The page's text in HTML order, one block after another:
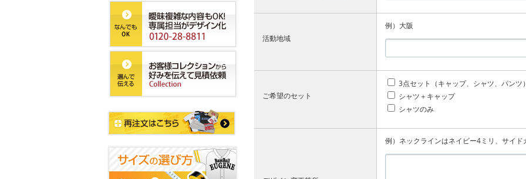
活動地域
例）大阪
ご希望のセット
3点セット（キャップ、シャツ、パンツ）
シャツ＋キャップ
シャツのみ
例）ネックラインはネイビー4ミリ、サイ